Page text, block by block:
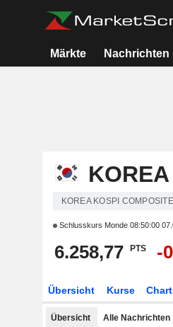
Märkte Nachrichten
KOREA KOSPI COMPOSITE
Schlusskurs Monde 08:50:00
6.258,77 PTS -
Übersicht Kurse
Übersicht Alle Nachrichten